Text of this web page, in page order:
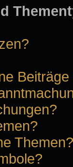
Themen?